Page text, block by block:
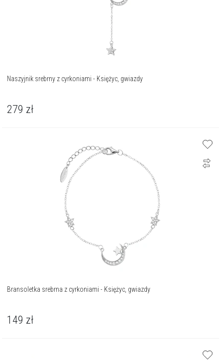
Naszyjnik srebrny z cyrkoniami - Księżyc, gwiazdy
279 zł
Bransoletka srebrna z cyrkoniami - Księżyc, gwiazdy
149 zł